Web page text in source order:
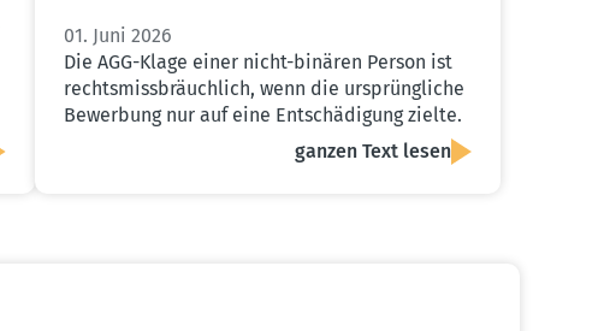
01. Juni 2026
Die AGG-Klage einer nicht-binären Person ist
rechtsmissbräuchlich, wenn die ursprüngliche
Bewerbung nur auf eine Entschädigung zielte.
ganzen Text lesen